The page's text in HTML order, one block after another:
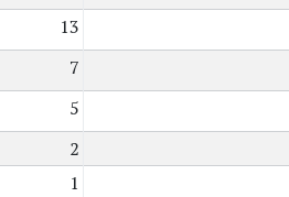
13
7
5
2
1